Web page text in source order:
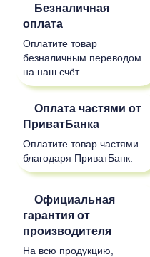
Безналичная
оплата
Оплатите товар
безналичным переводом
на наш счёт.
Оплата частями от
ПриватБанка
Оплатите товар частями
благодаря ПриватБанк.
Официальная
гарантия от
производителя
На всю продукцию,